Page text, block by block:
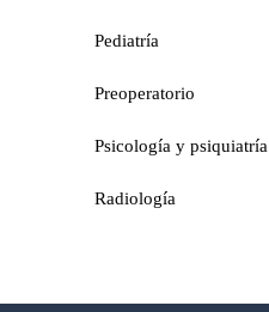
Pediatría
Preoperatorio
Psicología y psiquiatría
Radiología